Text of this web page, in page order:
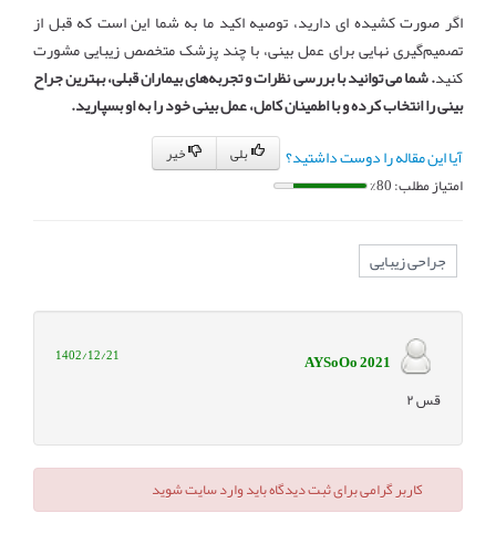
اگر صورت کشیده ای دارید، توصیه اکید ما به شما این است که قبل از
تصمیم‌گیری نهایی برای عمل بینی، با چند پزشک متخصص زیبایی مشورت
کنید. شما می توانید با بررسی نظرات و تجربه‌های بیماران قبلی، بهترین جراح
بینی را انتخاب کرده و با اطمینان کامل، عمل بینی خود را به او بسپارید.
آیا این مقاله را دوست داشتید؟
خیر
امتیاز مطلب: 80%
جراحی زیبایی
AYSoOo 2021
1402/12/21
قس ۲
کاربر گرامی برای ثبت دیدگاه باید وارد سایت شوید